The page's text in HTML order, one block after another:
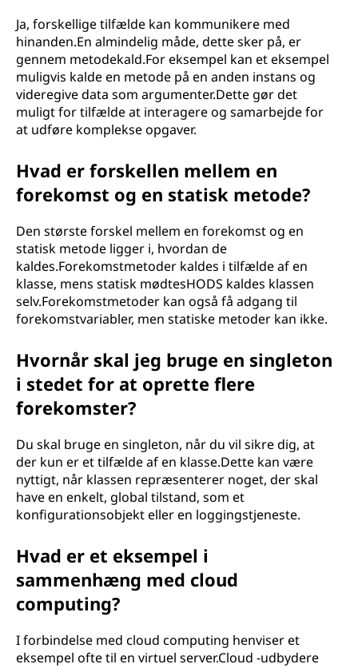
Ja, forskellige tilfælde kan kommunikere med
hinanden.En almindelig måde, dette sker på, er
gennem metodekald.For eksempel kan et eksempel
muligvis kalde en metode på en anden instans og
videregive data som argumenter.Dette gør det
muligt for tilfælde at interagere og samarbejde for
at udføre komplekse opgaver.
Hvad er forskellen mellem en
forekomst og en statisk metode?
Den største forskel mellem en forekomst og en
statisk metode ligger i, hvordan de
kaldes.Forekomstmetoder kaldes i tilfælde af en
klasse, mens statisk mødtesHODS kaldes klassen
selv.Forekomstmetoder kan også få adgang til
forekomstvariabler, men statiske metoder kan ikke.
Hvornår skal jeg bruge en singleton
i stedet for at oprette flere
forekomster?
Du skal bruge en singleton, når du vil sikre dig, at
der kun er et tilfælde af en klasse.Dette kan være
nyttigt, når klassen repræsenterer noget, der skal
have en enkelt, global tilstand, som et
konfigurationsobjekt eller en loggingstjeneste.
Hvad er et eksempel i
sammenhæng med cloud
computing?
I forbindelse med cloud computing henviser et
eksempel ofte til en virtuel server.Cloud -udbydere